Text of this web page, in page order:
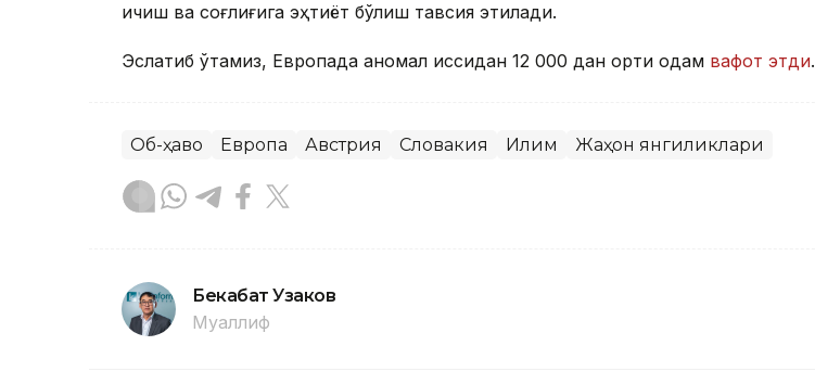
ичиш ва соғлиғига эҳтиёт бўлиш тавсия этилади.
Эслатиб ўтамиз, Европада аномал иссиқдан 12 000 дан ортиқ одам вафот этди.
Об-ҳаво Европа Австрия Словакия Иқлим Жаҳон янгиликлари
Бекабат Узаков
Муаллиф